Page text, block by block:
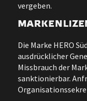
vergeben.
Die Marke HERO
ausdrücklicher
Missbrauch der
sanktionierbar.